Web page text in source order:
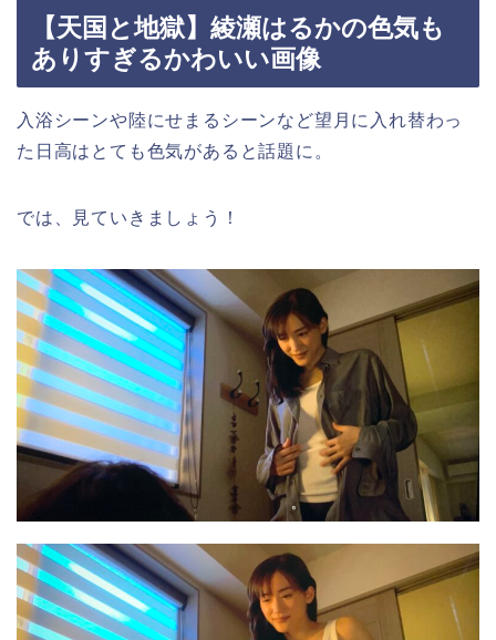
【天国と地獄】綾瀬はるかの色気も
ありすぎるかわいい画像
入浴シーンや陸にせまるシーンなど望月に入れ替わっ
た日高はとても色気があると話題に。
では、見ていきましょう！